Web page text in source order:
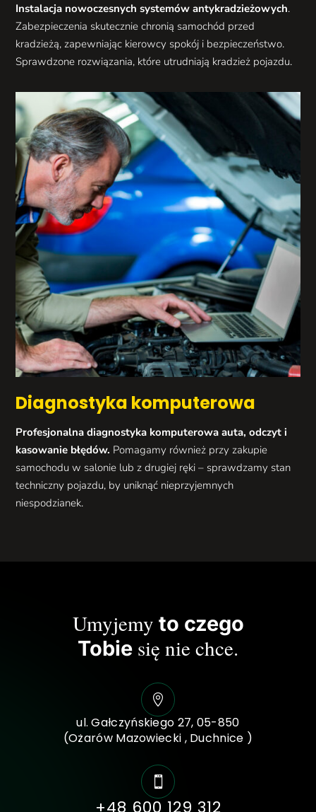
Instalacja nowoczesnych systemów antykradzieżowych.
Zabezpieczenia skutecznie chronią samochód przed
kradzieżą, zapewniając kierowcy spokój i bezpieczeństwo.
Sprawdzone rozwiązania, które utrudniają kradzież pojazdu.
Diagnostyka komputerowa
Profesjonalna diagnostyka komputerowa auta, odczyt i
kasowanie błędów. Pomagamy również przy zakupie
samochodu w salonie lub z drugiej ręki – sprawdzamy stan
techniczny pojazdu, by uniknąć nieprzyjemnych
niespodzianek.
Umyjemy to czego
Tobie się nie chce.

ul. Gałczyńskiego 27, 05-850
(Ożarów Mazowiecki , Duchnice )
